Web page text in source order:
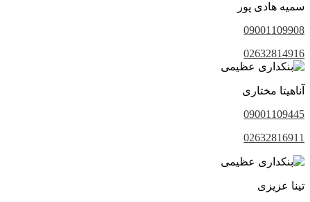
سمیه هادی پور
09001109908
02632814916
آناهیتا مختاری
09001109445
02632816911
تینا عزیزی